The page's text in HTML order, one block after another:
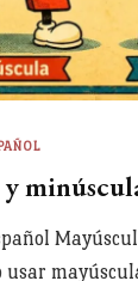
usar